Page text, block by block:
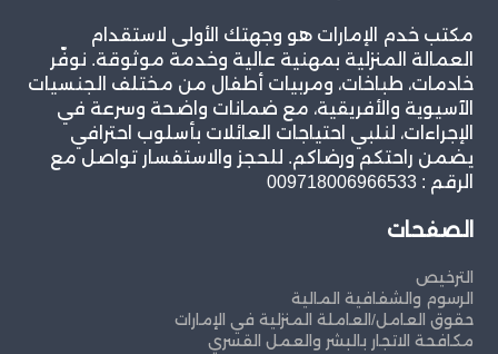
مكتب خدم الإمارات هو وجهتك الأولى لاستقدام
العمالة المنزلية بمهنية عالية وخدمة موثوقة. نوفّر
خادمات، طباخات، ومربيات أطفال من مختلف الجنسيات
الآسيوية والأفريقية، مع ضمانات واضحة وسرعة في
الإجراءات، لنلبي احتياجات العائلات بأسلوب احترافي
يضمن راحتكم ورضاكم. للحجز والاستفسار تواصل مع
الرقم : 009718006966533
الصفحات
الترخيص
الرسوم والشفافية المالية
حقوق العامل/العاملة المنزلية في الإمارات
مكافحة الاتجار بالبشر والعمل القسري